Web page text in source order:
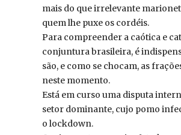
mais do que irrelevante
quem lhe puxe os cordéis.
Para compreender a caótica e
conjuntura brasileira, é
são, e como se chocam, as
neste momento.
Está em curso uma disputa
setor dominante, cujo pomo
o lockdown.